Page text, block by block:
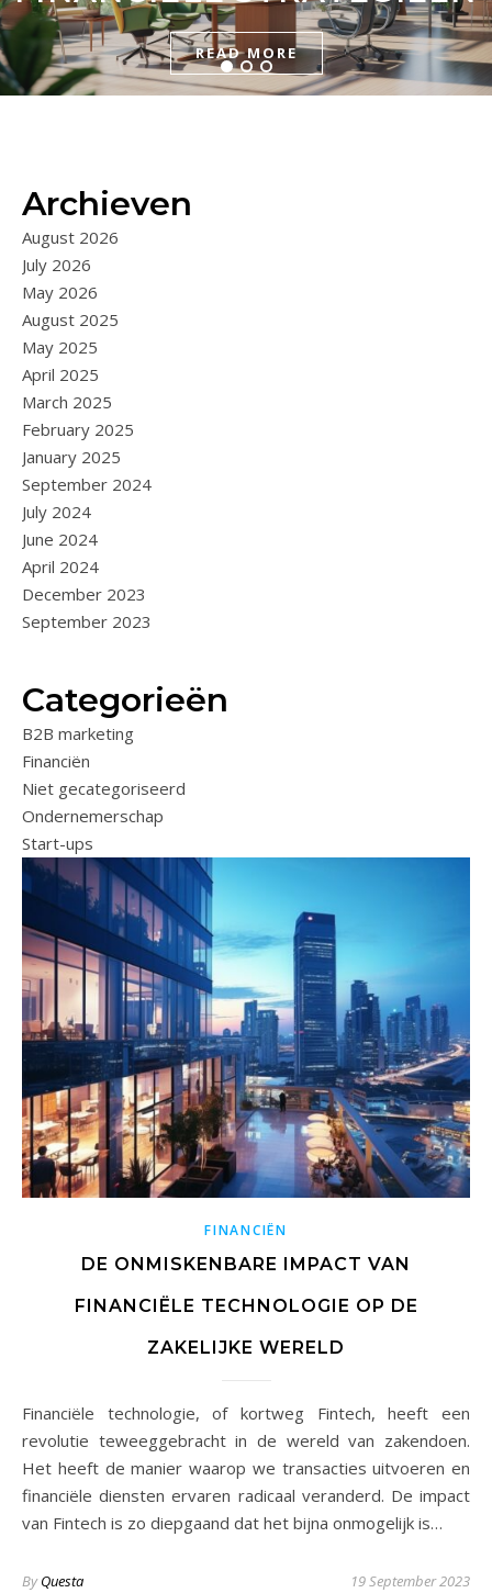
READ MORE
READ MORE
GEVEN
READ MORE
Archieven
August 2026
July 2026
May 2026
August 2025
May 2025
April 2025
March 2025
February 2025
January 2025
September 2024
July 2024
June 2024
April 2024
December 2023
September 2023
Categorieën
B2B marketing
Financiën
Niet gecategoriseerd
Ondernemerschap
Start-ups
FINANCIËN
DE ONMISKENBARE IMPACT VAN
FINANCIËLE TECHNOLOGIE OP DE
ZAKELIJKE WERELD
Financiële technologie, of kortweg Fintech, heeft een
revolutie teweeggebracht in de wereld van zakendoen.
Het heeft de manier waarop we transacties uitvoeren en
financiële diensten ervaren radicaal veranderd. De impact
van Fintech is zo diepgaand dat het bijna onmogelijk is…
ByQuesta 19 September 2023